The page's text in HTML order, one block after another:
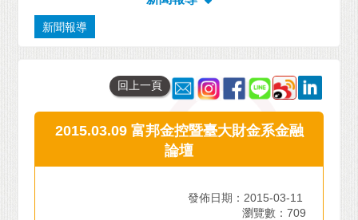
新聞報導
回上一頁
2015.03.09 富邦金控暨臺大財金系金融
論壇
發佈日期：2015-03-11
瀏覽數：709